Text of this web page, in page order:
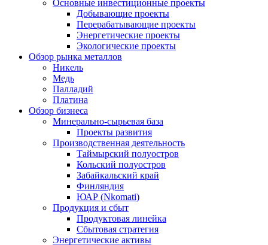
Основные инвестиционные проекты
Добывающие проекты
Перерабатывающие проекты
Энергетические проекты
Экологические проекты
Обзор рынка металлов
Никель
Медь
Палладий
Платина
Обзор бизнеса
Минерально-сырьевая база
Проекты развития
Производственная деятельность
Таймырский полуостров
Кольский полуостров
Забайкальский край
Финляндия
ЮАР (Nkomati)
Продукция и сбыт
Продуктовая линейка
Сбытовая стратегия
Энергетические активы